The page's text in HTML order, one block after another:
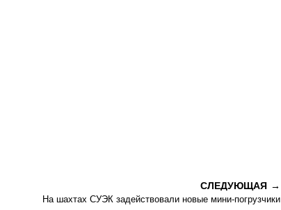
СЛЕДУЮЩАЯ
На шахтах СУЭК задействовали новые мини-погрузчики